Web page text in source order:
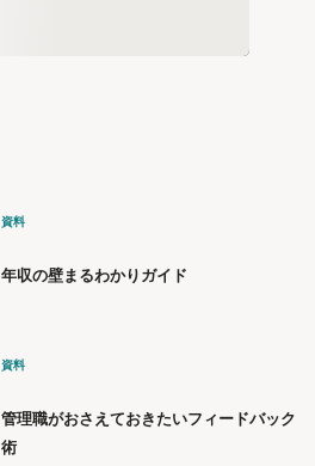
資料
年収の壁まるわかりガイド
資料
管理職がおさえておきたいフィードバック
術